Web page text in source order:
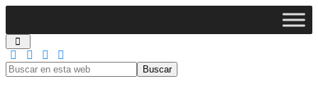
Buscar
en